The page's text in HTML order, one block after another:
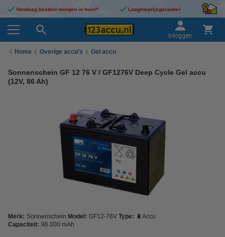
Vandaag besteld morgen in huis!* Laagsteprijsgarantie!
Inloggen
Home Overige accu's Gel accu
Sonnenschein GF 12 76 V / GF1276V Deep Cycle Gel accu
(12V, 86 Ah)
Merk: Sonnenschein Model: GF12-76V Type: 🔋Accu
Capaciteit: 86.000 mAh